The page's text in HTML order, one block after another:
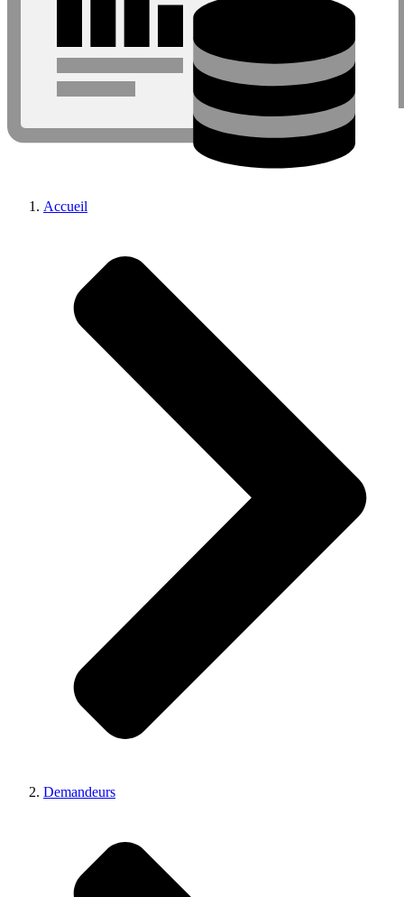
Accueil
Demandeurs